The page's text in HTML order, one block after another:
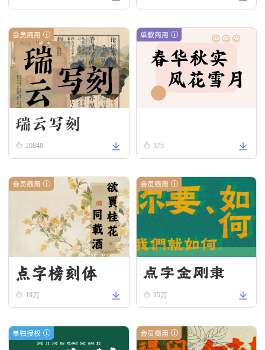
会员商用
瑞云写刻
20848
单款商用
375
会员商用
点字榜刻体
19万
会员商用
点字金刚隶
15万
单独授权 会员商用